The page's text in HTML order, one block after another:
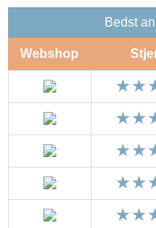
Bedst
Webshop